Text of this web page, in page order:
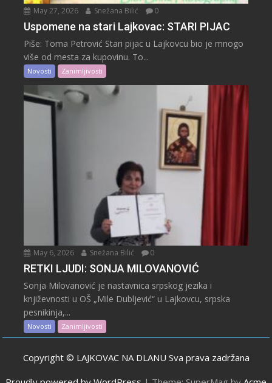
May 27, 2026 Snežana Bilić 0
Uspomene na stari Lajkovac: STARI PIJAC
Piše: Toma Petrović Stari pijac u Lajkovcu bio je mnogo
više od mesta za kupovinu. To...
Novosti Zanimljivosti
May 6, 2026 Snežana Bilić 0
RETKI LJUDI: SONJA MILOVANOVIĆ
Sonja Milovanović je nastavnica srpskog jezika i
književnosti u OŠ „Mile Dubljević“ u Lajkovcu, srpska
pesnikinja,...
Novosti Zanimljivosti
Copyright © LAJKOVAC NA DLANU Sva prava zadržana